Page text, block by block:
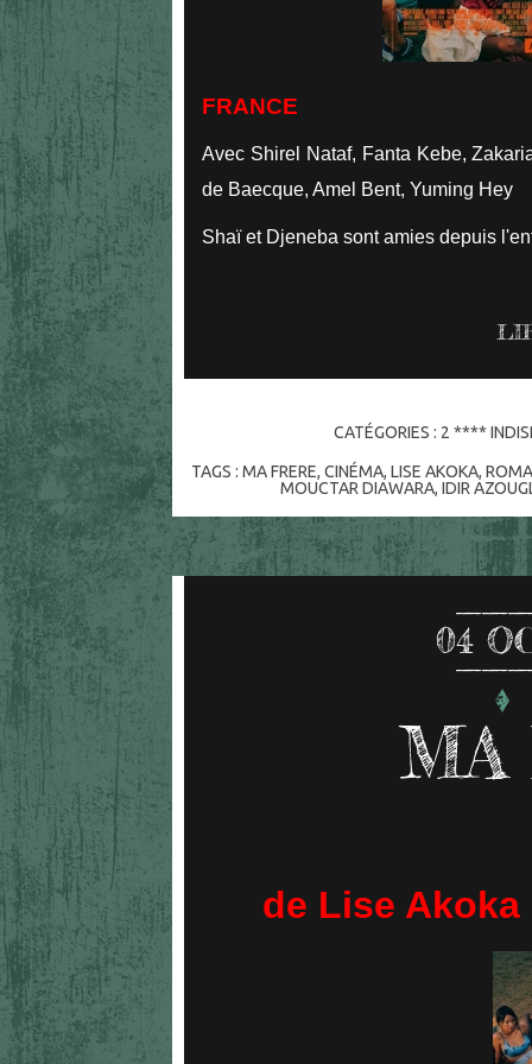
FRANCE
Avec Shirel Nataf, Fanta Kebe,
de Baecque, Amel Bent, Yuming Hey
Shaï et Djeneba sont amies depuis
CATÉGORIES : 2 ****
TAGS : MA FRERE, CINÉMA, LISE AKOKA,
MOUCTAR DIAWARA,IDIR
04
de Lise Akoka